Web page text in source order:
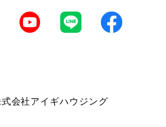
会社アイギハウジング